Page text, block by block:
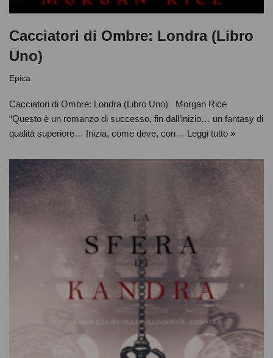
Cacciatori di Ombre: Londra (Libro
Uno)
Epica
Cacciatori di Ombre: Londra (Libro Uno) Morgan Rice
“Questo è un romanzo di successo, fin dall’inizio… un fantasy di
qualità superiore… Inizia, come deve, con… Leggi tutto »